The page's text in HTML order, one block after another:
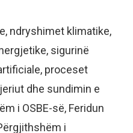
ndryshimet klimatike,
sigurinë
proceset
dhe sundimin e
i OSBE-së, Feridun
i